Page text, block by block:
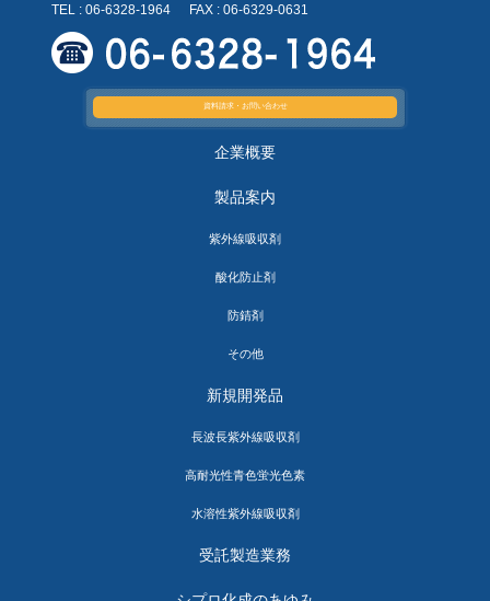
TEL : 06-6328-1964
FAX : 06-6329-0631
資料請求・お問い合わせ
企業概要
製品案内
紫外線吸収剤
酸化防止剤
防錆剤
その他
新規開発品
長波長紫外線吸収剤
高耐光性青色蛍光色素
水溶性紫外線吸収剤
受託製造業務